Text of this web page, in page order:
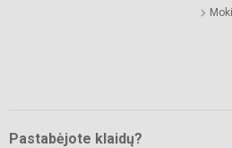
Pastabėjote klaidų?